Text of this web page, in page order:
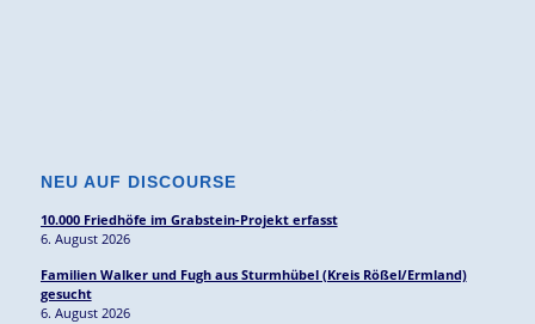
NEU AUF DISCOURSE
10.000 Friedhöfe im Grabstein-Projekt erfasst
6. August 2026
Familien Walker und Fugh aus Sturmhübel (Kreis Rößel/Ermland)
gesucht
6. August 2026